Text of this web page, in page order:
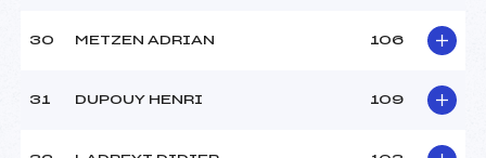
30 METZEN ADRIAN 106
31 DUPOUY HENRI 109